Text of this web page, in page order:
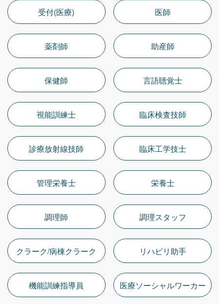
受付(医療) 医師
薬剤師 助産師
保健師 言語聴覚士
視能訓練士 臨床検査技師
診療放射線技師 臨床工学技士
管理栄養士 栄養士
調理師 調理スタッフ
クラーク/病棟クラーク リハビリ助手
機能訓練指導員 医療ソーシャルワーカー